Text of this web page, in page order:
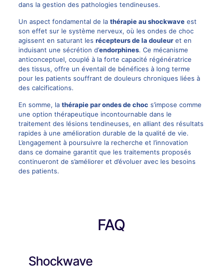
dans la gestion des pathologies tendineuses.
Un aspect fondamental de la thérapie au shockwaveest
son effet sur le système nerveux, où les ondes de choc
agissent en saturant les récepteurs de la douleuret en
induisant une sécrétion d’endorphines. Ce mécanisme
anticonceptuel, couplé à la forte capacité régénératrice
des tissus, offre un éventail de bénéfices à long terme
pour les patients souffrant de douleurs chroniques liées à
des calcifications.
En somme, la thérapie par ondes de choc s’impose comme
une option thérapeutique incontournable dans le
traitement des lésions tendineuses, en alliant des résultats
rapides à une amélioration durable de la qualité de vie.
L’engagement à poursuivre la recherche et l’innovation
dans ce domaine garantit que les traitements proposés
continueront de s’améliorer et d’évoluer avec les besoins
des patients.
FAQ
Shockwave